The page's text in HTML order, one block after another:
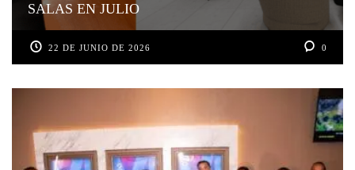
SALAS EN JULIO
22 DE JUNIO DE 2026 0